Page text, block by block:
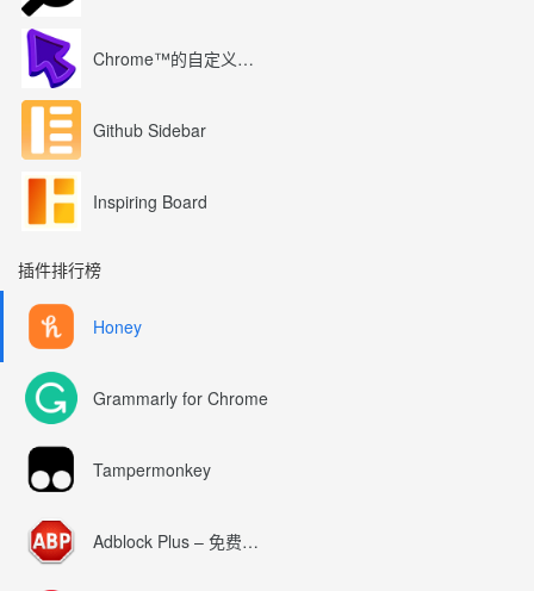
Chrome™的自定义光标
Github Sidebar
Inspiring Board
插件排行榜
Honey
Grammarly for Chrome
Tampermonkey
Adblock Plus – 免费的广告拦截器